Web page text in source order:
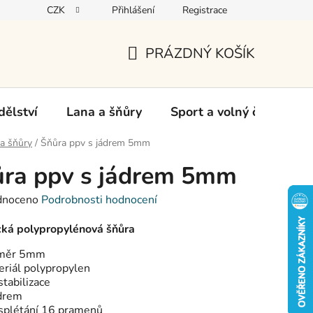
CZK Přihlášení Registrace
KOŠÍK
PRÁZDNÝ KOŠÍK
Lana a šňůry Sport a volný čas
šňůry / Šňůra ppv s jádrem 5mm
ppv s jádrem 5mm
Podrobnosti hodnocení
polypropylénová šňůra
5mm
polypropylen